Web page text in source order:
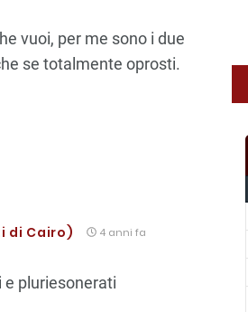
vuoi, per me sono i due
se totalmente oprosti.
di Cairo) 4 anni fa
e pluriesonerati